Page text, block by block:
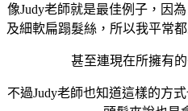
像Judy老師就是最佳例子，因
及細軟扁蹋髮絲，所以我平常
甚至連現在所擁有
不過Judy老師也知道這樣的方